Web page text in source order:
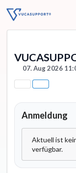
07. Aug 2026
Anmeldung
Aktuell ist
verfügbar.